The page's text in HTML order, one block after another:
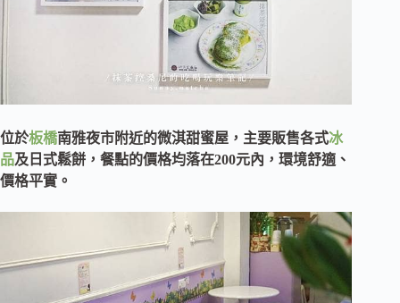
位於板橋南雅夜市附近的微淇甜蜜屋，主要販售各式冰
品及日式鬆餅，餐點的價格均落在200元內，環境舒適、
價格平實。